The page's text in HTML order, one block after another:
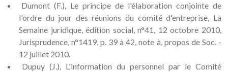
Dumont (F.), Le principe de l'élaboration conjointe de
l'ordre du jour des réunions du comité d'entreprise, La
Semaine juridique, édition social, n°41, 12 octobre 2010,
Jurisprudence, n°1419, p. 39 à 42, note à, propos de Soc. -
12 juillet 2010.
Dupuy (J.), L'information du personnel par le Comité